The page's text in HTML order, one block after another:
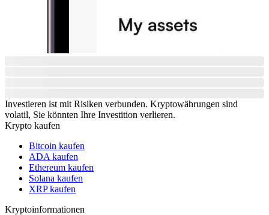
Investieren ist mit Risiken verbunden. Kryptowährungen sind
volatil, Sie könnten Ihre Investition verlieren.
Krypto kaufen
Bitcoin kaufen
ADA kaufen
Ethereum kaufen
Solana kaufen
XRP kaufen
Kryptoinformationen